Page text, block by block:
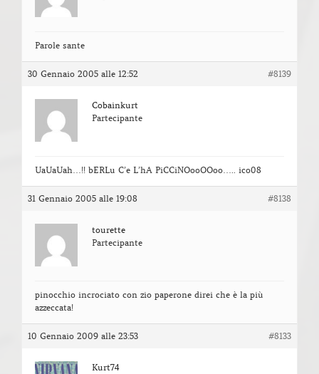
Parole sante
30 Gennaio 2005 alle 12:52 #8139
Cobainkurt
Partecipante
UaUaUah…!! bERLu C’e L’hA PiCCiNOooOOoo….. ico08
31 Gennaio 2005 alle 19:08 #8138
tourette
Partecipante
pinocchio incrociato con zio paperone direi che è la più
azzeccata!
10 Gennaio 2009 alle 23:53 #8133
Kurt74